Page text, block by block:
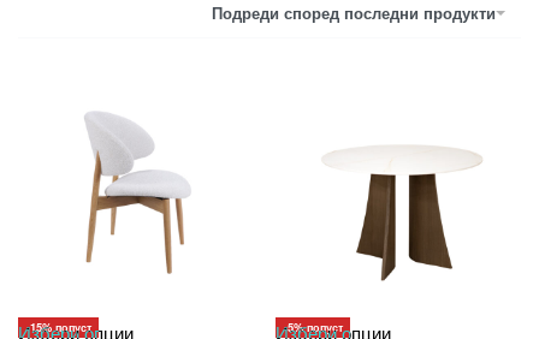
Подреди според последни продукти
-15% попуст
Избери опции -5% попуст
Избери опции